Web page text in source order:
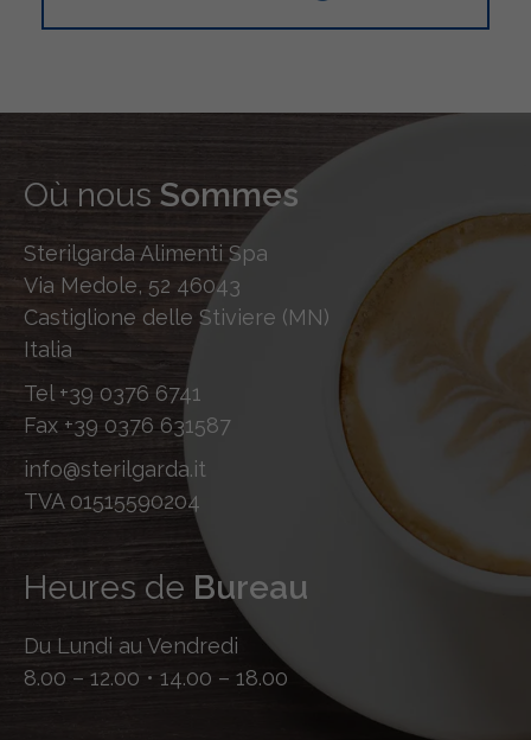
Où nous Sommes
Sterilgarda Alimenti Spa
Via Medole, 52 46043
Castiglione delle Stiviere (MN)
Italia
Tel +39 0376 6741
Fax +39 0376 631587
info@sterilgarda.it
TVA 01515590204
Heures de Bureau
Du Lundi au Vendredi
8.00 – 12.00 • 14.00 – 18.00